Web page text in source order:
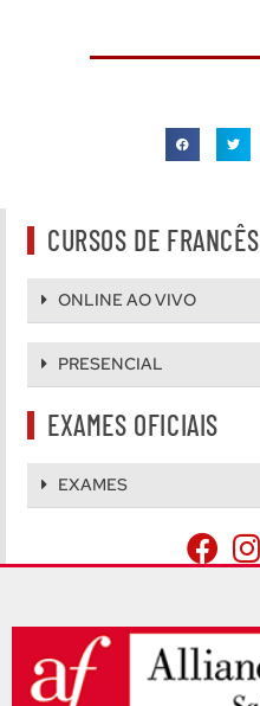
CURSOS DE FRANCÊS
ONLINE AO VIVO
PRESENCIAL
EXAMES OFICIAIS
EXAMES